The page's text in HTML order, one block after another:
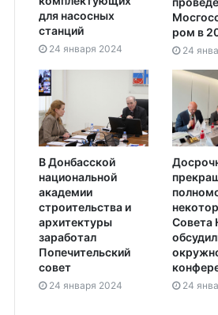
для насосных
станций
24 января 2024
ром в
24
В Донбасской
национальной
академии
строительства и
архитектуры
заработал
Попечительский
совет
24 января 2024 24